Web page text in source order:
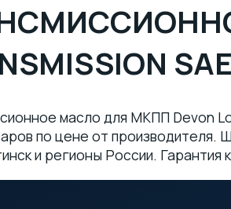
масло для МКПП Devon
по цене от производителя.
и регионы России. Гарантия